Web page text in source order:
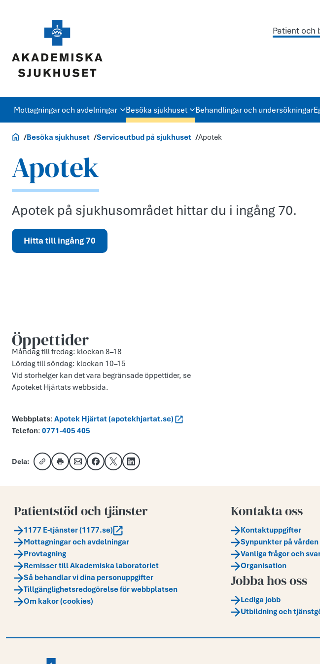
Patient och
Mottagningar och avdelningar Besöka sjukhuset Behandlingar och undersökningar
Akademiska.se
Besöka sjukhuset Serviceutbud på sjukhuset Apotek
Apotek
Apotek på sjukhusområdet hittar du i ingång 70.
Hitta till ingång 70
Öppettider
Måndag till fredag: klockan 8–18
Lördag till söndag: klockan 10–15
Vid storhelger kan det vara begränsade öppettider, se
Apoteket Hjärtats webbsida.
Webbplats: Apotek Hjärtat (apotekhjartat.se)
Telefon: 0771-405 405
Dela:
Kopiera länk
Skriv utDela via e-post
Dela på Facebook
Dela på XDela på LinkedIn
Patientstöd och tjänster
1177 E-tjänster (1177.se)
Mottagningar och avdelningar
Provtagning
Remisser till Akademiska laboratoriet
Så behandlar vi dina personuppgifter
Tillgänglighetsredogörelse för webbplatsen
Om kakor (cookies)
Kontakta oss
Kontaktuppgifter
Synpunkter på vården
Vanliga frågor och
Organisation
Jobba hos oss
Lediga jobb
Utbildning och